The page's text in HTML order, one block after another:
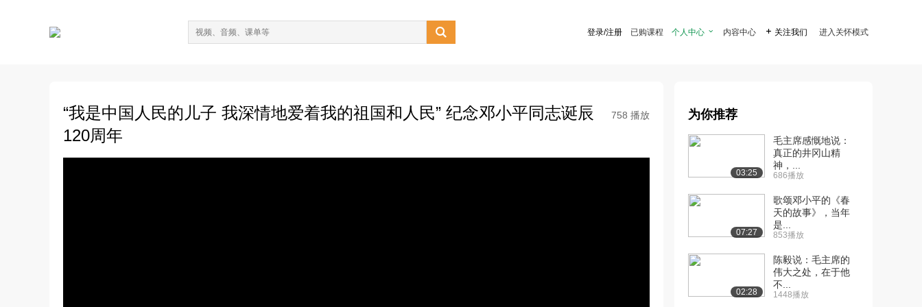
 登录/注册 已购课程 个人中心  内容中心  关注我们 进入关怀模式
“我是中国人民的儿子 我深情地爱着我的祖国和人民” 纪念邓小平同志诞辰
120周年
758 播放 为你推荐
03:25
毛主席感慨地说：
真正的井冈山精
神，...
686播放
07:27
歌颂邓小平的《春
天的故事》，当年
是...
853播放
02:28
陈毅说：毛主席的
伟大之处，在于他
不...
1448播放